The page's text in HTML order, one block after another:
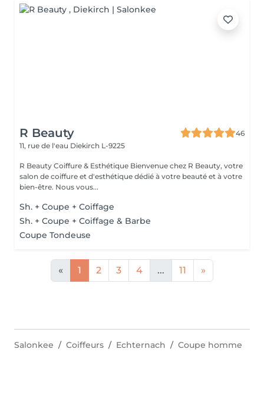
R Beauty
46
11, rue de l'eau Diekirch L-9225
R Beauty Coiffure & Esthétique Bienvenue chez R Beauty, votre
salon de coiffure et d'esthétique dédié à votre beauté et à votre
bien-être. Nous vous...
Sh. + Coupe + Coiffage
Sh. + Coupe + Coiffage & Barbe
Coupe Tondeuse
« 1 2 3 4 ... 11 »
Salonkee Coiffeurs Echternach Coupe homme